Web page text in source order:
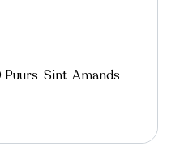
Sint-Amands